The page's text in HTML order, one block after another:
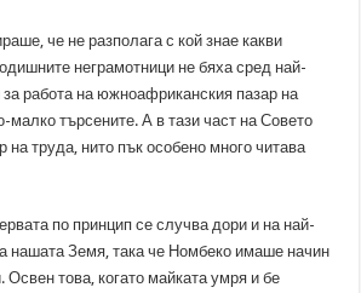
че не разполага с кой знае какви
неграмотници не бяха сред най-
работа на южноафриканския пазар на
малко търсените. А в тази част на Совето
труда, нито пък особено много читава
по принцип се случва дори и на най-
нашата Земя, така че Номбеко имаше начин
Освен това, когато майката умря и бе